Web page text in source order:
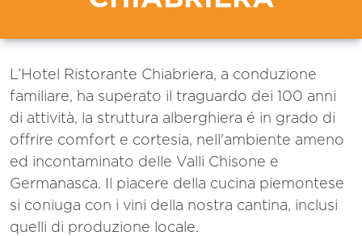
L’Hotel Ristorante Chiabriera, a conduzione
familiare, ha superato il traguardo dei 100 anni
di attività, la struttura alberghiera é in grado di
offrire comfort e cortesia, nell'ambiente ameno
ed incontaminato delle Valli Chisone e
Germanasca. Il piacere della cucina piemontese
si coniuga con i vini della nostra cantina, inclusi
quelli di produzione locale.